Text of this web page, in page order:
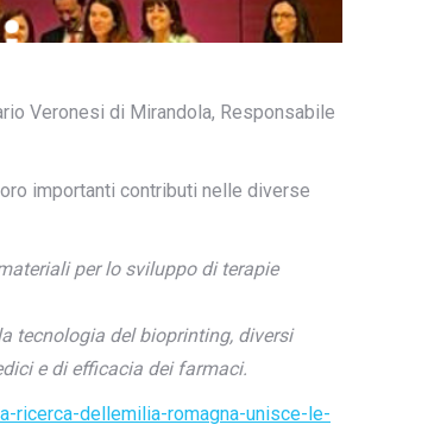
Veronesi di Mirandola, Responsabile
importanti contributi nelle diverse
per lo sviluppo di terapie
tecnologia del bioprinting, diversi
e di efficacia dei farmaci.
ricerca-dellemilia-romagna-unisce-le-